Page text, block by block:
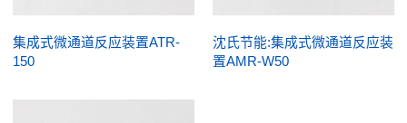
集成式微通道反应装置ATR-
150
沈氏节能:集成式微通道反应装
置AMR-W50